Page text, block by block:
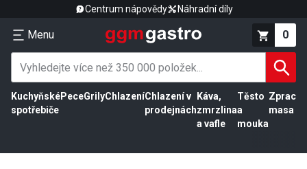
Centrum nápovědy Náhradní díly
Menu 0
Kuchyňské
spotřebiče
PeceGrilyChlazeníChlazení v
prodejnách
Káva,
zmrzlina
a vafle
Těsto
a
mouka
masa